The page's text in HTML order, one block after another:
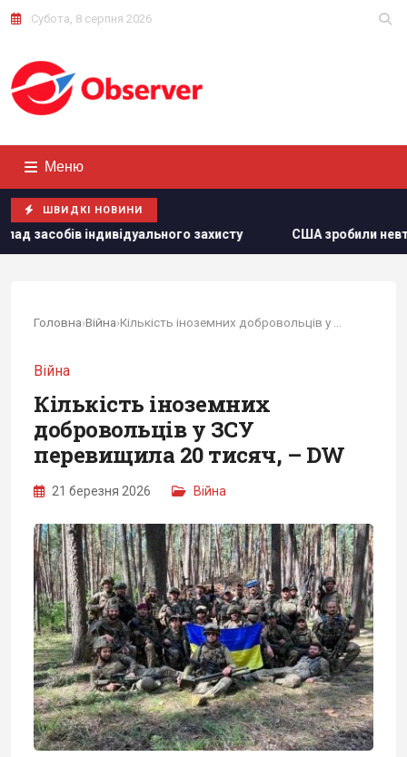
Субота, 8 серпня 2026
Меню
ШВИДКІ НОВИНИ
захисту США зробили невтішний прогноз щодо
Головна›Війна›
Війна
Кількість іноземних
добровольців у ЗСУ
перевищила 20 тисяч, – DW
21 березня 2026 Війна